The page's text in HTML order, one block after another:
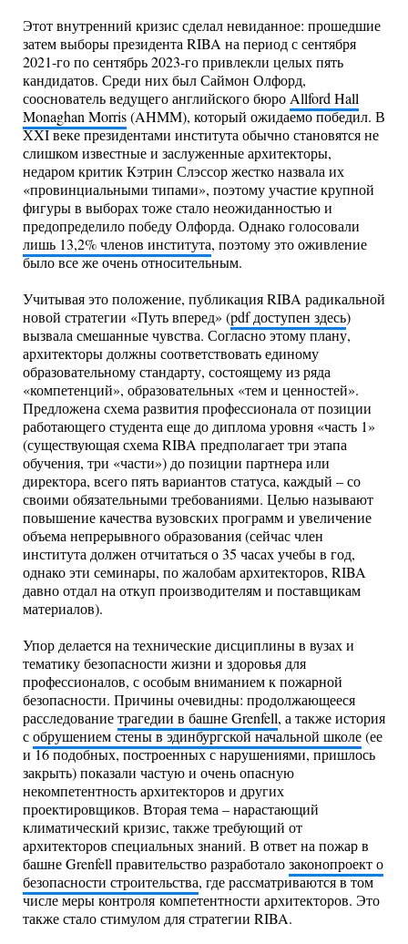
Этот внутренний кризис сделал невиданное: прошедшие
затем выборы президента RIBA на период с сентября
2021-го по сентябрь 2023-го привлекли целых пять
кандидатов. Среди них был Саймон Олфорд,
сооснователь ведущего английского бюроAllford Hall
Monaghan Morris(AHMM), который ожидаемо победил. В
XXI веке президентами института обычно становятся не
слишком известные и заслуженные архитекторы,
недаром критик Кэтрин Слэссор жестко назвала их
«провинциальными типами», поэтому участие крупной
фигуры в выборах тоже стало неожиданностью и
предопределило победу Олфорда. Однако голосовали
лишь 13,2% членов института, поэтому это оживление
было все же очень относительным.
Учитывая это положение, публикация RIBA радикальной
новой стратегии «Путь вперед» (pdf доступен здесь)
вызвала смешанные чувства. Согласно этому плану,
архитекторы должны соответствовать единому
образовательному стандарту, состоящему из ряда
«компетенций», образовательных «тем и ценностей».
Предложена схема развития профессионала от позиции
работающего студента еще до диплома уровня «часть 1»
(существующая схема RIBA предполагает три этапа
обучения, три «части») до позиции партнера или
директора, всего пять вариантов статуса, каждый – со
своими обязательными требованиями. Целью называют
повышение качества вузовских программ и увеличение
объема непрерывного образования (сейчас член
института должен отчитаться о 35 часах учебы в год,
однако эти семинары, по жалобам архитекторов, RIBA
давно отдал на откуп производителям и поставщикам
материалов).
Упор делается на технические дисциплины в вузах и
тематику безопасности жизни и здоровья для
профессионалов, с особым вниманием к пожарной
безопасности. Причины очевидны: продолжающееся
расследованиетрагедии в башне Grenfell, а также история
собрушением стены в эдинбургской начальной школе(ее
и 16 подобных, построенных с нарушениями, пришлось
закрыть) показали частую и очень опасную
некомпетентность архитекторов и других
проектировщиков. Вторая тема – нарастающий
климатический кризис, также требующий от
архитекторов специальных знаний. В ответ на пожар в
башне Grenfell правительство разработалозаконопроект о
безопасности строительства, где рассматриваются в том
числе меры контроля компетентности архитекторов. Это
также стало стимулом для стратегии RIBA.